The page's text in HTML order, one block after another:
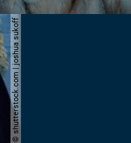
© shutterstock.com | joshua sukoff